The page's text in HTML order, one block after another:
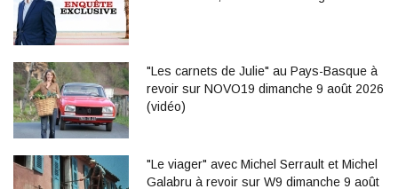
"Les carnets de Julie" au Pays-Basque à
revoir sur NOVO19 dimanche 9 août 2026
(vidéo)
"Le viager" avec Michel Serrault et Michel
Galabru à revoir sur W9 dimanche 9 août